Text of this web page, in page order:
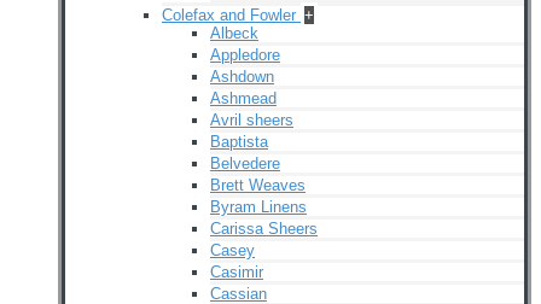
Colefax and Fowler +
Albeck
Appledore
Ashdown
Ashmead
Avril sheers
Baptista
Belvedere
Brett Weaves
Byram Linens
Carissa Sheers
Casey
Casimir
Cassian